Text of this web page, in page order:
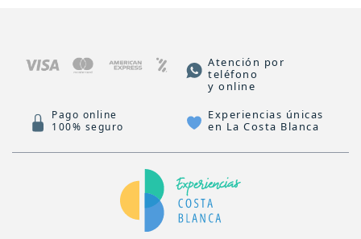
Atención por
teléfono
y online
Pago online
100% seguro
Experiencias únicas
en La Costa Blanca